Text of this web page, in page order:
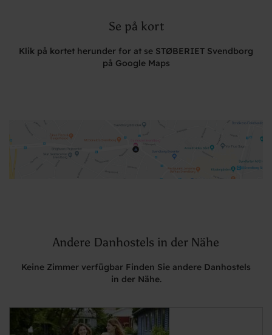
Se på kort
Klik på kortet herunder for at se STØBERIET Svendborg
på Google Maps
Andere Danhostels in der Nähe
Keine Zimmer verfügbar Finden Sie andere Danhostels
in der Nähe.